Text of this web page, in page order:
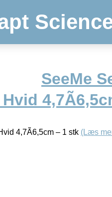
SeeMe
4,7Ã6,5cm – 1 stk (Læs